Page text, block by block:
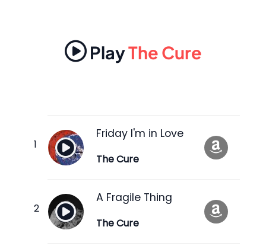
PlayThe Cure
Friday I'm in Love
The Cure
A Fragile Thing
The Cure